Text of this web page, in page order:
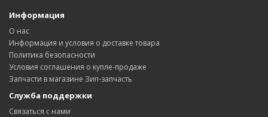
Информация
О нас
Информация и условия о доставке товара
Политика безопасности
Условия соглашения о купле-продаже
Запчасти в магазине Зип-запчасть
Служба поддержки
Связаться с нами